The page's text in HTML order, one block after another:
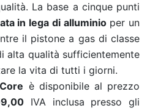
La base a cinque punti
in lega di alluminioper un
il pistone a gas di classe
alta qualità sufficientemente
la vita di tutti i giorni.
è disponibile al prezzo
IVA inclusa presso gli